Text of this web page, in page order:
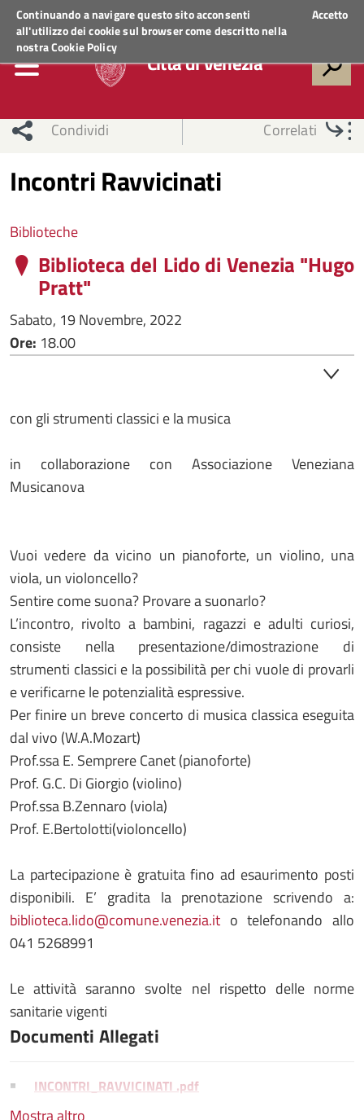
Continuando a navigare questo sito acconsenti
all'utilizzo dei cookie sul browser come descritto nella
nostraCookie Policy
Accetto
Regione VenetoACCEDI AI SERVIZI
Città di Venezia
Condividi Correlati
Incontri Ravvicinati
Biblioteche
Biblioteca del Lido di Venezia "Hugo
Pratt"
Sabato, 19 Novembre, 2022
Ore: 18.00
con gli strumenti classici e la musica
in collaborazione con Associazione Veneziana
Musicanova
Vuoi vedere da vicino un pianoforte, un violino, una
viola, un violoncello?
Sentire come suona? Provare a suonarlo?
L’incontro, rivolto a bambini, ragazzi e adulti curiosi,
consiste nella presentazione/dimostrazione di
strumenti classici e la possibilità per chi vuole di provarli
e verificarne le potenzialità espressive.
Per finire un breve concerto di musica classica eseguita
dal vivo (W.A.Mozart)
Prof.ssa E. Semprere Canet (pianoforte)
Prof. G.C. Di Giorgio (violino)
Prof.ssa B.Zennaro (viola)
Prof. E.Bertolotti(violoncello)
La partecipazione è gratuita fino ad esaurimento posti
disponibili. E’ gradita la prenotazione scrivendo a:
biblioteca.lido@comune.venezia.it o telefonando allo
041 5268991
Le attività saranno svolte nel rispetto delle norme
sanitarie vigenti
Documenti Allegati
INCONTRI_RAVVICINATI .pdf
Mostra altro